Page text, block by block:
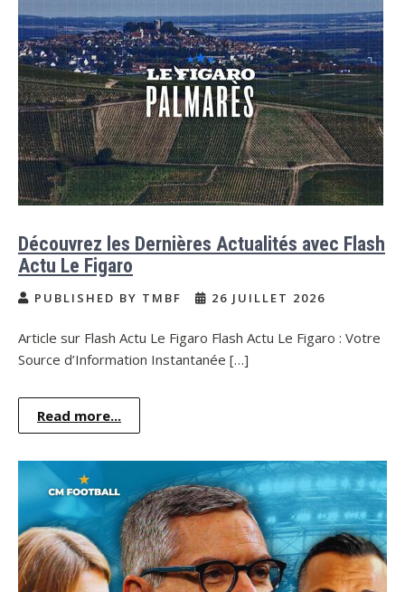
Découvrez les Dernières Actualités avec Flash
Actu Le Figaro
PUBLISHED BY TMBF 26 JUILLET 2026
Article sur Flash Actu Le Figaro Flash Actu Le Figaro : Votre
Source d’Information Instantanée […]
Read more...